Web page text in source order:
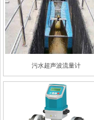
污水超声波流量计